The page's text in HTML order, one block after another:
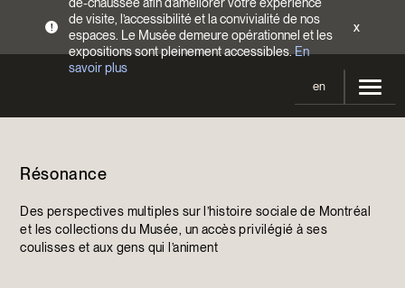
!
de visite, l’accessibilité et la convivialité de nos
espaces. Le Musée demeure opérationnel et les
expositions sont pleinement accessibles.En
savoir plus
x
en
Tarifs
Accès
En cours et à venir
Expositions passées
Activités
Calendrier
Résonance
Des perspectives multiples sur l’histoire sociale de Montréal
et les collections du Musée, un accès privilégié à ses
coulisses et aux gens qui l’animent